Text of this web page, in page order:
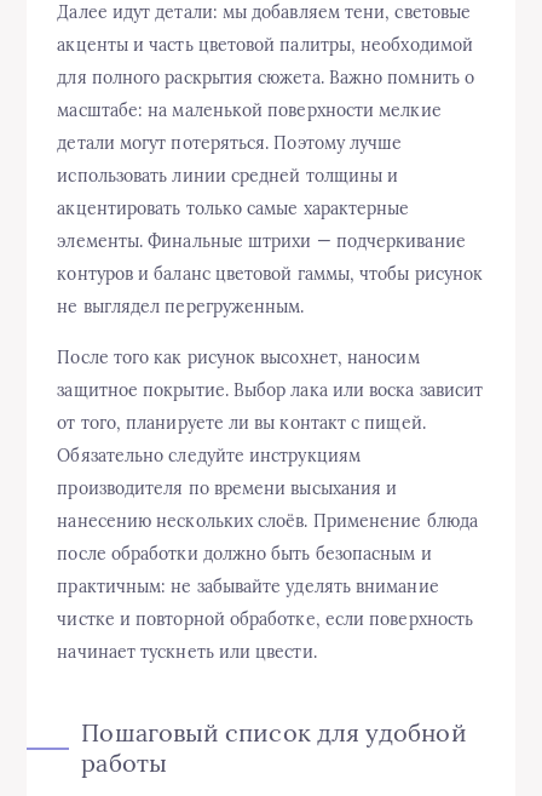
Далее идут детали: мы добавляем тени, световые
акценты и часть цветовой палитры, необходимой
для полного раскрытия сюжета. Важно помнить о
масштабе: на маленькой поверхности мелкие
детали могут потеряться. Поэтому лучше
использовать линии средней толщины и
акцентировать только самые характерные
элементы. Финальные штрихи — подчеркивание
контуров и баланс цветовой гаммы, чтобы рисунок
не выглядел перегруженным.
После того как рисунок высохнет, наносим
защитное покрытие. Выбор лака или воска зависит
от того, планируете ли вы контакт с пищей.
Обязательно следуйте инструкциям
производителя по времени высыхания и
нанесению нескольких слоёв. Применение блюда
после обработки должно быть безопасным и
практичным: не забывайте уделять внимание
чистке и повторной обработке, если поверхность
начинает тускнеть или цвести.
Пошаговый список для удобной
работы